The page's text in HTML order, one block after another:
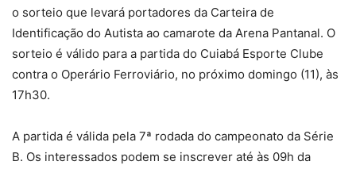
o sorteio que levará portadores da Carteira de
Identificação do Autista ao camarote da Arena Pantanal. O
sorteio é válido para a partida do Cuiabá Esporte Clube
contra o Operário Ferroviário, no próximo domingo (11), às
17h30.
A partida é válida pela 7ª rodada do campeonato da Série
B. Os interessados podem se inscrever até às 09h da